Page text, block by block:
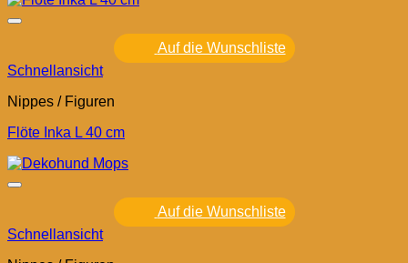
Auf die Wunschliste
Schnellansicht
Nippes / Figuren
Flöte Inka L 40 cm
Auf die Wunschliste
Schnellansicht